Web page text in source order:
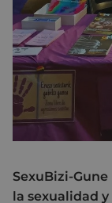
SexuBizi-
la sexualidad